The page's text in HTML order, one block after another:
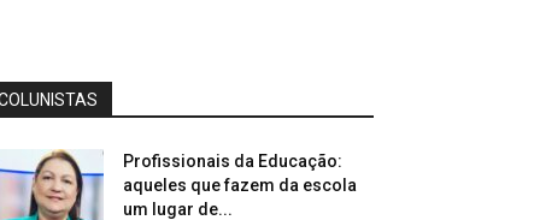
Profissionais da Educação:
aqueles que fazem da escola
um lugar de...